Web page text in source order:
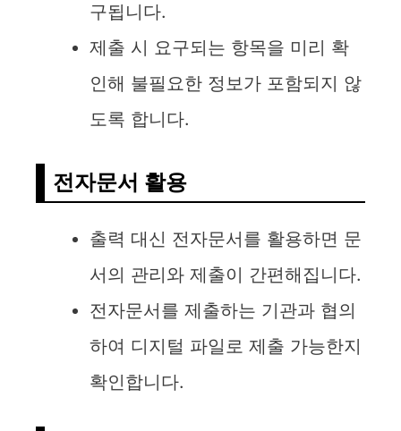
구됩니다.
제출 시 요구되는 항목을 미리 확
인해 불필요한 정보가 포함되지 않
도록 합니다.
전자문서 활용
출력 대신 전자문서를 활용하면 문
서의 관리와 제출이 간편해집니다.
전자문서를 제출하는 기관과 협의
하여 디지털 파일로 제출 가능한지
확인합니다.